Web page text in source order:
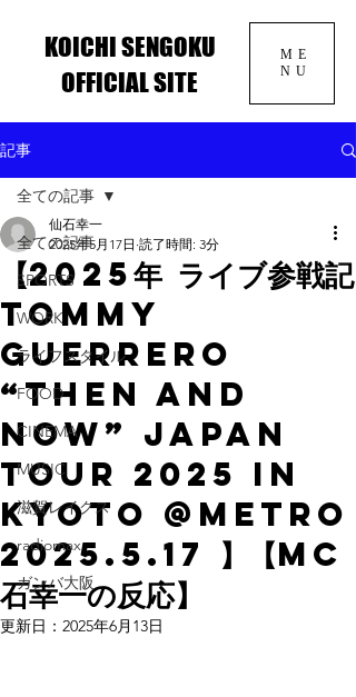
ME
NU
KOICHI SENGOKU
OFFICIAL SITE
記事
全ての記事
SPORTS
WORK
ライフスタイル
FOOD
CINEMA
MUSIC
滋賀レイクス
radiomax
ガンバ大阪
全ての記事
【2025年 ライブ参戦記
TOMMY
GUERRERO
“THEN AND
NOW” JAPAN
TOUR 2025 in
Kyoto @METRO
2025.5.17 】【MC
石幸一の反応】
仙石幸一
2025年5月17日 読了時間: 3分
更新日： 2025年6月13日